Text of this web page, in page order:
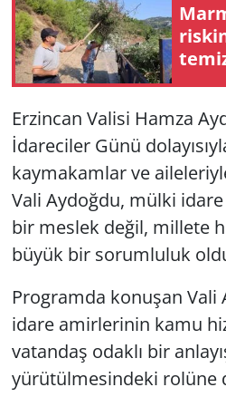
Erzincan Valisi Hamza
İdareciler Günü
kaymakamlar ve
Vali Aydoğdu, mülki
bir meslek değil, millete
büyük bir sorumluluk
Programda konuşan Vali
idare amirlerinin kamu
vatandaş odaklı bir
yürütülmesindeki rolüne